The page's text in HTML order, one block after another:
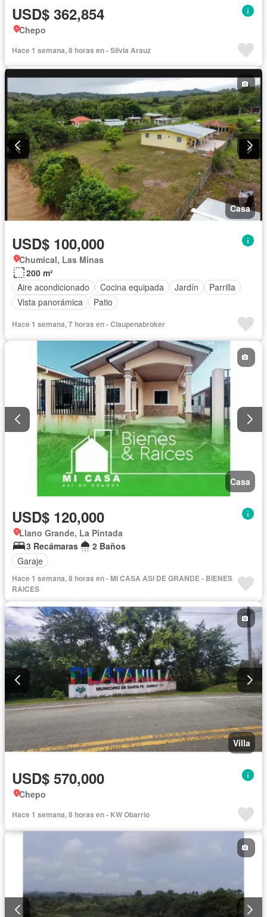
USD$ 362,854
Chepo
Hace 1 semana, 8 horas en - Silvia Arauz
Casa
USD$ 100,000
Chumical, Las Minas
200 m²
Aire acondicionado
Cocina equipada Jardín
Parrilla
Vista panorámica
Patio
Hace 1 semana, 7 horas en - Claupenabroker
Casa
USD$ 120,000
Llano Grande, La Pintada
3 Recámaras
2 Baños
Garaje
Hace 1 semana, 8 horas en - MI CASA ASI DE GRANDE - BIENES
RAICES
Villa
USD$ 570,000
Chepo
Hace 1 semana, 8 horas en - KW Obarrio